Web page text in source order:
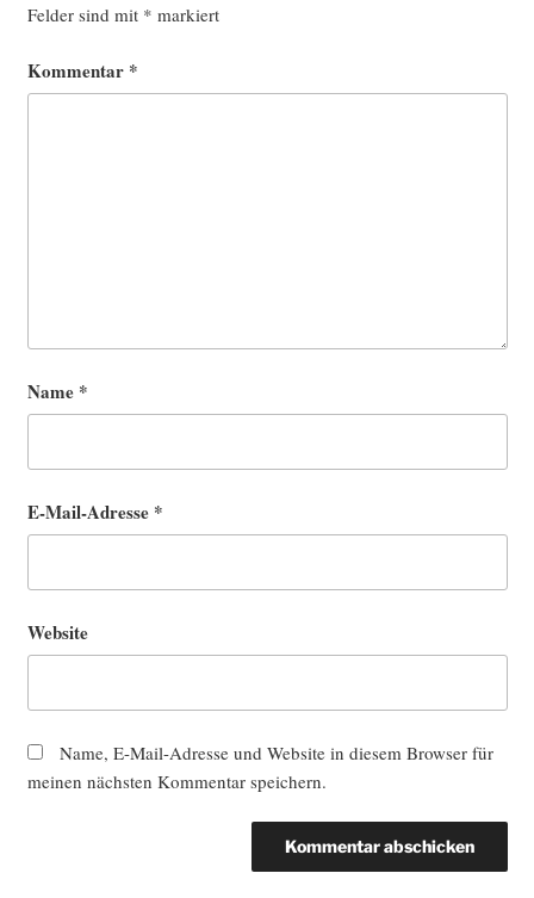
Felder sind mit * markiert
Kommentar *
Name *
E-Mail-Adresse *
Website
Name, E-Mail-Adresse und Website in diesem Browser für
meinen nächsten Kommentar speichern.